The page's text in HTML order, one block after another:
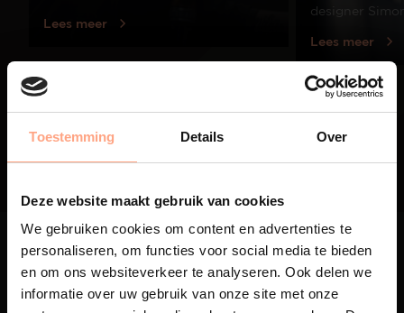
Toestemming Details Over
Deze website maakt gebruik van cookies
We gebruiken cookies om content en advertenties te
personaliseren, om functies voor social media te bieden
en om ons websiteverkeer te analyseren. Ook delen we
informatie over uw gebruik van onze site met onze
Lees meer
designer
Lees meer